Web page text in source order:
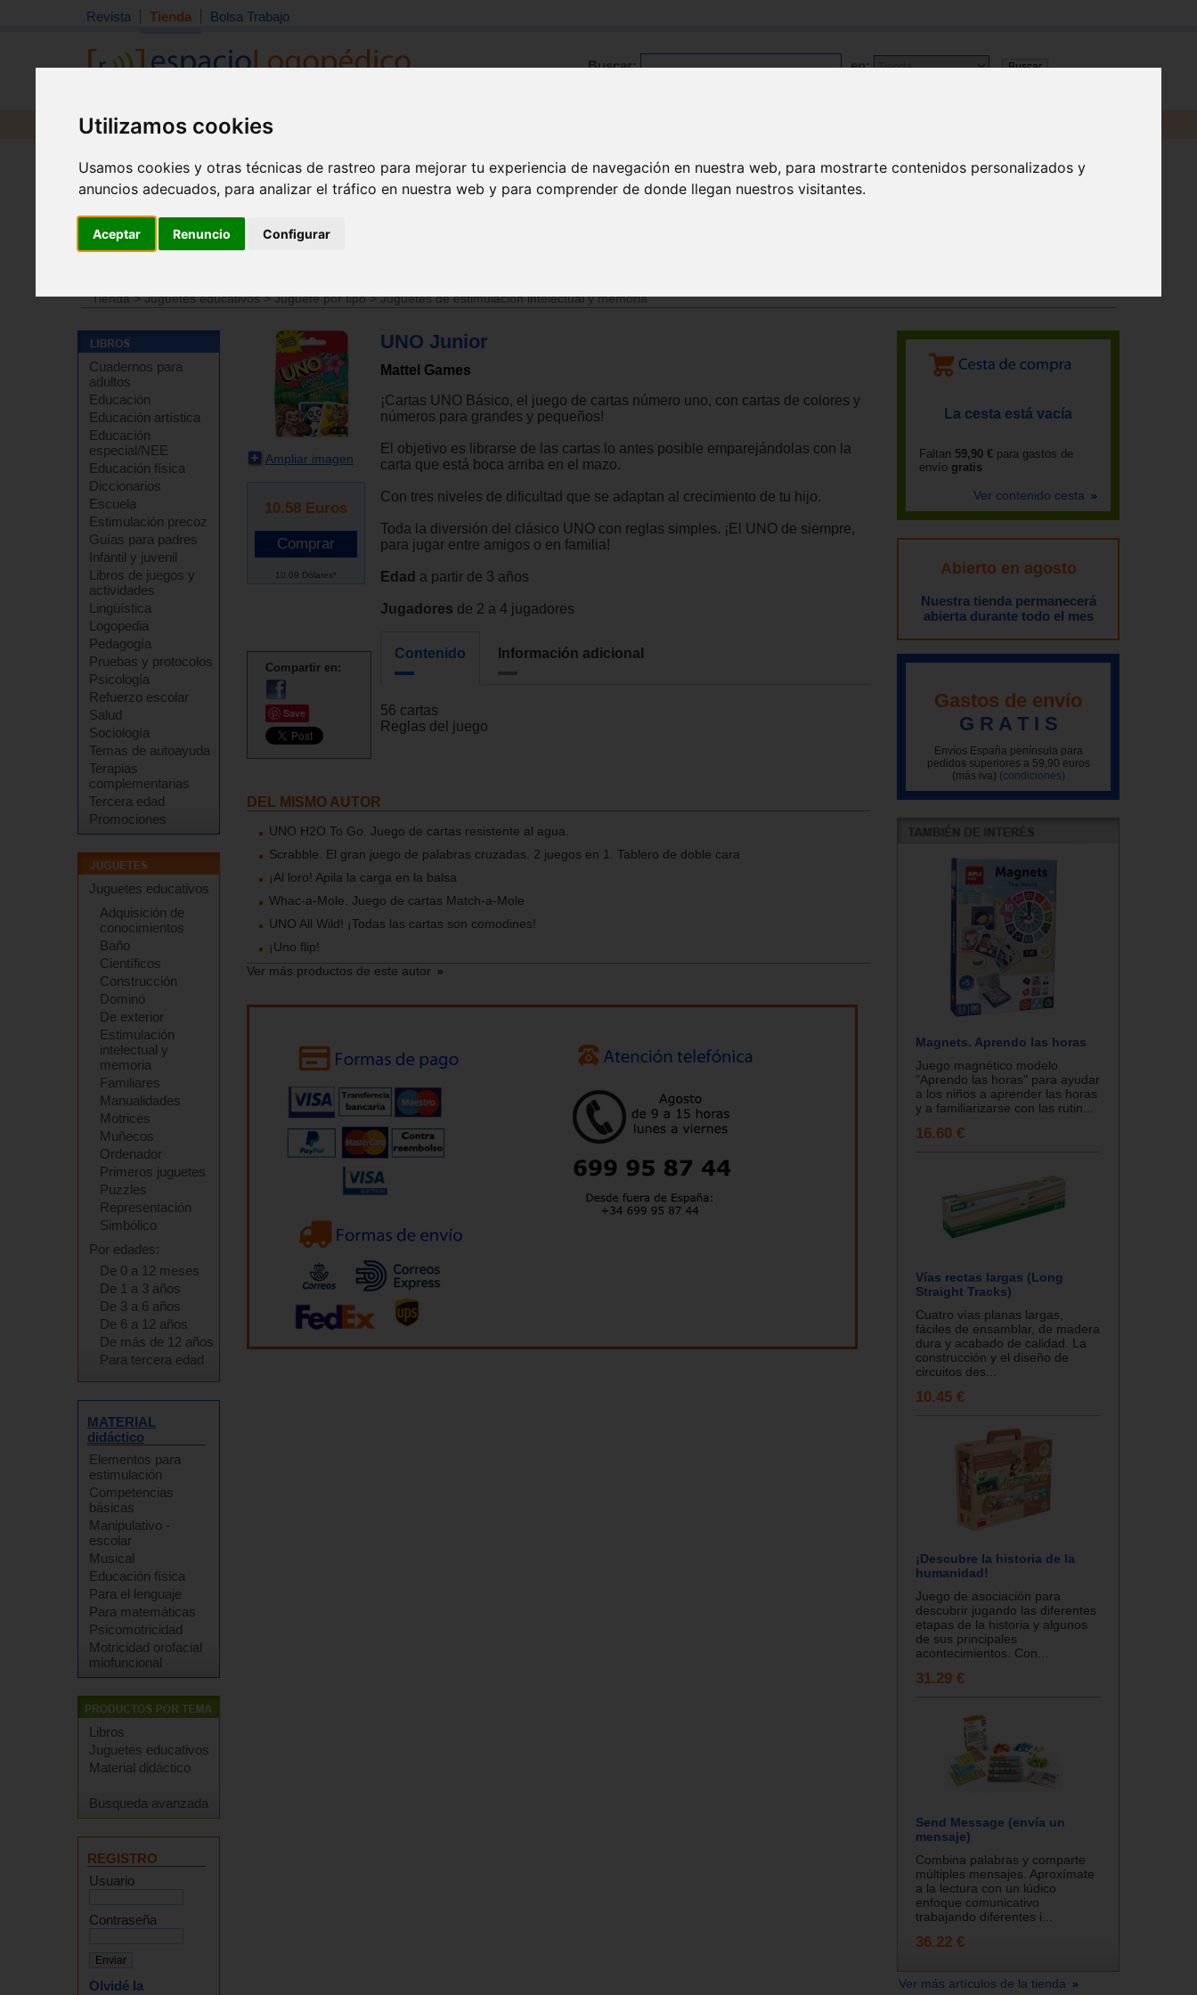
Utilizamos cookies
Usamos cookies y otras técnicas de rastreo para mejorar tu experiencia de navegación en nuestra web, para mostrarte contenidos personalizados y
anuncios adecuados, para analizar el tráfico en nuestra web y para comprender de donde llegan nuestros visitantes.
Aceptar Renuncio Configurar
Revista Tienda Bolsa Trabajo
Buscar: en:
Revista Libros Material
Tienda>Juguetes educativos>Juguete por tipo>Juguetes de estimulación intelectual y memoria
Cuadernos para
adultos
Educación
Educación artística
Educación
especial/NEE
Educación física
Diccionarios
Escuela
Estimulación precoz
Guías para padres
Infantil y juvenil
Libros de juegos y
actividades
Lingüística
Logopedia
Pedagogía
Pruebas y protocolos
Psicología
Refuerzo escolar
Salud
Sociología
Temas de autoayuda
Terapias
complementarias
Tercera edad
Promociones
Juguetes educativos
Adquisición de
conocimientos
Baño
Científicos
Construcción
Dominó
De exterior
Estimulación
intelectual y
memoria
Familiares
Manualidades
Motrices
Muñecos
Ordenador
Primeros juguetes
Puzzles
Representación
Simbólico
Por edades:
De 0 a 12 meses
De 1 a 3 años
De 3 a 6 años
De 6 a 12 años
De más de 12 años
Para tercera edad
MATERIAL
didáctico
Elementos para
estimulación
Competencias
básicas
Manipulativo -
escolar
Musical
Educación física
Para el lenguaje
Para matemáticas
Psicomotricidad
Motricidad orofacial
miofuncional
Libros
Juguetes educativos
Material didáctico
Busqueda avanzada
REGISTRO
Usuario
Contraseña
Olvidé la
Ampliar imagen
10.58 Euros
10.09 Dólares*
Compartir en:
Save
UNO Junior
Mattel Games
¡Cartas UNO Básico, el juego de cartas número uno, con cartas de colores y
números para grandes y pequeños!
El objetivo es librarse de las cartas lo antes posible emparejándolas con la
carta que está boca arriba en el mazo.
Con tres niveles de dificultad que se adaptan al crecimiento de tu hijo.
Toda la diversión del clásico UNO con reglas simples. ¡El UNO de siempre,
para jugar entre amigos o en familia!
Edad a partir de 3 años
Jugadores de 2 a 4 jugadores
Contenido Información adicional
56 cartas
Reglas del juego
DEL MISMO AUTOR
UNO H2O To Go. Juego de cartas resistente al agua.
Scrabble. El gran juego de palabras cruzadas. 2 juegos en 1. Tablero de doble cara
¡Al loro! Apila la carga en la balsa
Whac-a-Mole. Juego de cartas Match-a-Mole
UNO All Wild! ¡Todas las cartas son comodines!
¡Uno flip!
Ver más productos de este autor
La cesta está vacía
Faltan 59,90 € para gastos de
envío gratis
Ver contenido cesta
Abierto en agosto
Nuestra tienda permanecerá
abierta durante todo el mes
Gastos de envío
G R A T I S
Envíos España península para
pedidos superiores a 59,90 euros
(más iva) (condiciones)
Magnets. Aprendo las horas
Juego magnético modelo
"Aprendo las horas" para ayudar
a los niños a aprender las horas
y a familiarizarse con las rutin...
16.60 €
Vías rectas largas (Long
Straight Tracks)
Cuatro vías planas largas,
fáciles de ensamblar, de madera
dura y acabado de calidad. La
construcción y el diseño de
circuitos des...
10.45 €
¡Descubre la historia de la
humanidad!
Juego de asociación para
descubrir jugando las diferentes
etapas de la historia y algunos
de sus principales
acontecimientos. Con...
31.29 €
Send Message (envía un
mensaje)
Combina palabras y comparte
múltiples mensajes. Aproxímate
a la lectura con un lúdico
enfoque comunicativo
trabajando diferentes i...
36.22 €
Ver más artículos de la tienda